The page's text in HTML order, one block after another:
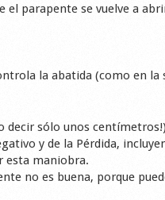
el parapente se vuelve a
la abatida (como en la
decir sólo unos
y de la Pérdida,
esta maniobra.
no es buena, porque